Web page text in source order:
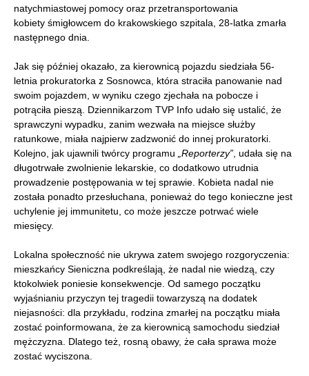
natychmiastowej pomocy oraz przetransportowania
kobiety śmigłowcem do krakowskiego szpitala, 28-latka zmarła
następnego dnia.
Jak się później okazało, za kierownicą pojazdu siedziała 56-
letnia prokuratorka z Sosnowca, która straciła panowanie nad
swoim pojazdem, w wyniku czego zjechała na pobocze i
potrąciła pieszą. Dziennikarzom TVP Info udało się ustalić, że
sprawczyni wypadku, zanim wezwała na miejsce służby
ratunkowe, miała najpierw zadzwonić do innej prokuratorki.
Kolejno, jak ujawnili twórcy programu
„Reporterzy” , udała się na
długotrwałe zwolnienie lekarskie, co dodatkowo utrudnia
prowadzenie postępowania w tej sprawie. Kobieta nadal nie
została ponadto przesłuchana, ponieważ do tego konieczne jest
uchylenie jej immunitetu, co może jeszcze potrwać wiele
miesięcy.
Lokalna społeczność nie ukrywa zatem swojego rozgoryczenia:
mieszkańcy Sieniczna podkreślają, że nadal nie wiedzą, czy
ktokolwiek poniesie konsekwencje. Od samego początku
wyjaśnianiu przyczyn tej tragedii towarzyszą na dodatek
niejasności: dla przykładu, rodzina zmarłej na początku miała
zostać poinformowana, że za kierownicą samochodu siedział
mężczyzna. Dlatego też, rosną obawy, że cała sprawa może
zostać wyciszona.